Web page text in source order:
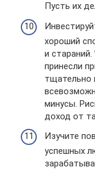
Пусть их
хороший
и
принесли
тщательно
минусы.
доход от
Изучите
успешных